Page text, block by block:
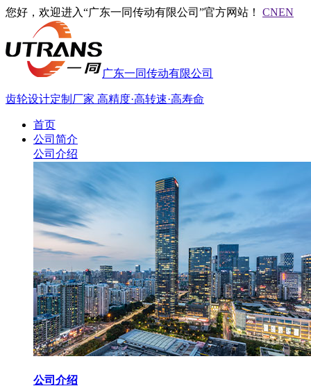
您好，欢迎进入“广东一同传动有限公司”官方网站！ CNEN
广东一同传动有限公司
齿轮设计定制厂家 高精度·高转速·高寿命
首页
公司简介
公司介绍
公司介绍